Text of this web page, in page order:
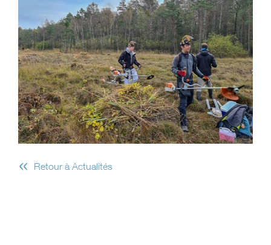
« Retour à Actualités